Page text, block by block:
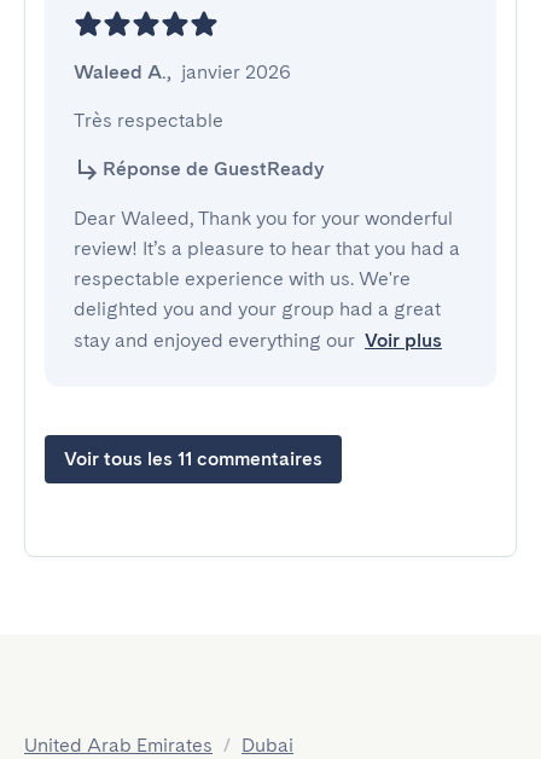
Waleed A., janvier 2026
Très respectable
Réponse de GuestReady
Dear Waleed, Thank you for your wonderful
review! It’s a pleasure to hear that you had a
respectable experience with us. We're
delighted you and your group had a great
stay and enjoyed everything our Voir plus
Voir tous les 11 commentaires
United Arab Emirates / Dubai